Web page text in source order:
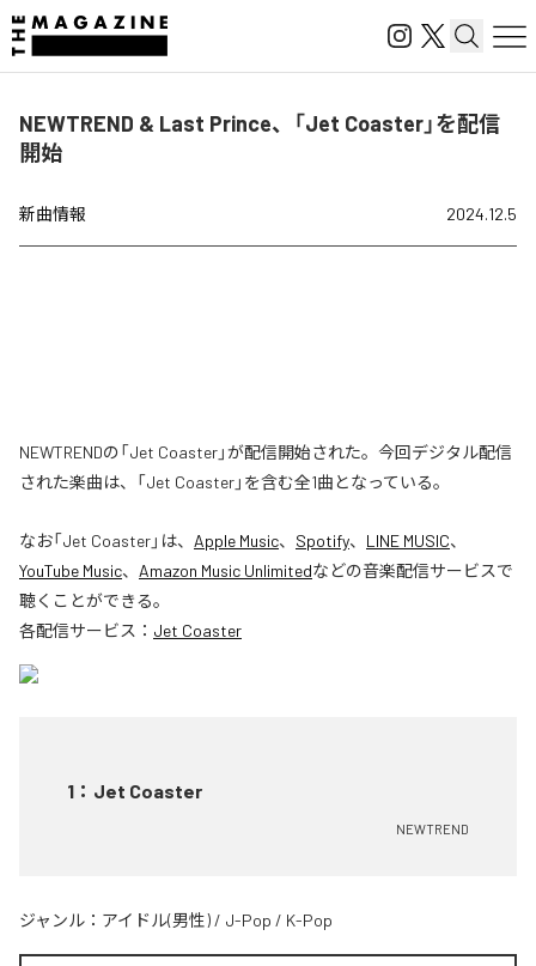
NEWTREND & Last Prince、「Jet Coaster」を配信
開始
新曲情報 2024.12.5
NEWTRENDの「Jet Coaster」が配信開始された。今回デジタル配信
された楽曲は、「Jet Coaster」を含む全1曲となっている。
なお「Jet Coaster」は、 Apple Music、 Spotify、 LINE MUSIC、
YouTube Music、 Amazon Music Unlimitedなどの音楽配信サービスで
聴くことができる。
各配信サービス： Jet Coaster
1 ： Jet Coaster
NEWTREND
ジャンル： アイドル(男性) / J-Pop / K-Pop